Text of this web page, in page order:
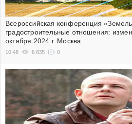
Всероссийская конференция
градостроительные отношения:
октября 2024 г. Москва.
10:48 6 835 0